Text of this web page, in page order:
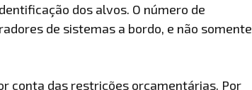
dos alvos. O número de
de sistemas a bordo, e não somente
conta das restrições orçamentárias. Por